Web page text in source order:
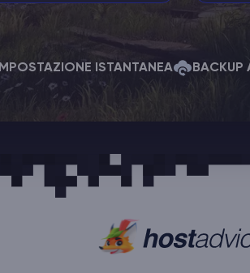
IMPOSTAZIONE ISTANTANEA BACKUP